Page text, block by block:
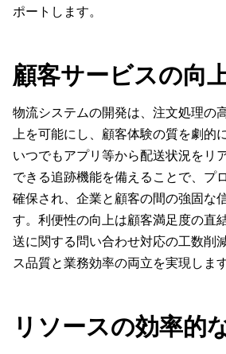
ポートします。
顧客サービスの向
物流システムの開発は、注文処理の
上を可能にし、顧客体験の質を劇的
いつでもアプリ等から配送状況をリ
できる追跡機能を備えることで、プ
確保され、企業と顧客の間の強固な
す。利便性の向上は顧客満足度の直
送に関する問い合わせ対応の工数削
ス品質と業務効率の両立を実現します
リソースの効率的